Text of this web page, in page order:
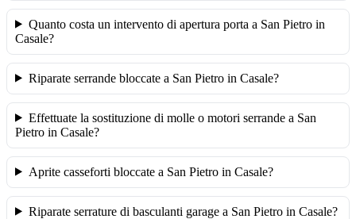
Quanto costa un intervento di apertura porta a San Pietro in
Casale?
Riparate serrande bloccate a San Pietro in Casale?
Effettuate la sostituzione di molle o motori serrande a San
Pietro in Casale?
Aprite casseforti bloccate a San Pietro in Casale?
Riparate serrature di basculanti garage a San Pietro in Casale?